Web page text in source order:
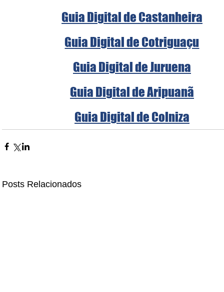
Guia Digital de Castanheira
Guia Digital de Cotriguaçu
Guia Digital de Juruena
Guia Digital de Aripuanã
Guia Digital de Colniza
Posts Relacionados